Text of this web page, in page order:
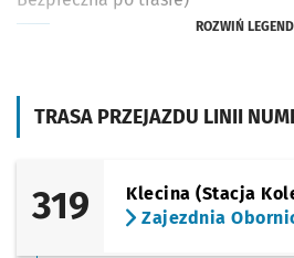
TRASA PRZEJAZDU LINII
319
Klecina (Stacja
Zajezdnia
ROZWIŃ